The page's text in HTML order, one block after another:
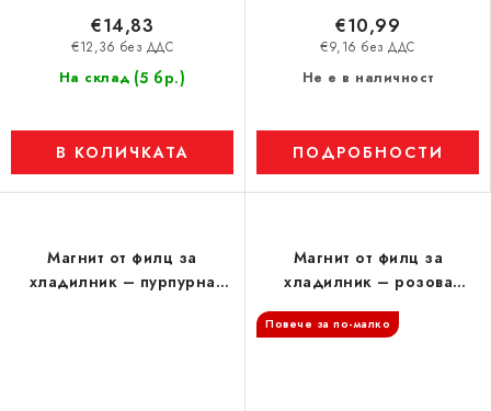
На склад (5 бр.)
€12,36 без ДДС
€14,83
В КОЛИЧКАТА
Не е в наличност
€9,16 без ДДС
€10,99
ПОДРОБНОСТИ
Магнит от филц за
хладилник – пурпурна
Магнит от филц за
хладилник – розова
калинка
Повече за по-малко